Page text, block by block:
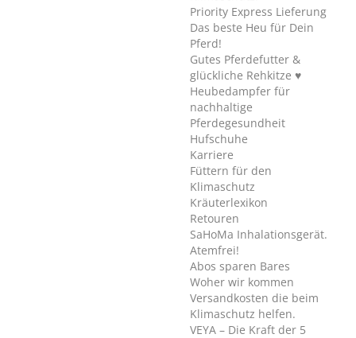
Priority Express Lieferung
Das beste Heu für Dein
Pferd!
Gutes Pferdefutter &
glückliche Rehkitze ♥
Heubedampfer für
nachhaltige
Pferdegesundheit
Hufschuhe
Karriere
Füttern für den
Klimaschutz
Kräuterlexikon
Retouren
SaHoMa Inhalationsgerät.
Atemfrei!
Abos sparen Bares
Woher wir kommen
Versandkosten die beim
Klimaschutz helfen.
VEYA – Die Kraft der 5